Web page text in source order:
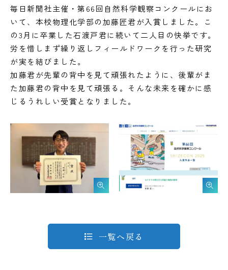
毎日新聞社主催・第66回自然科学観察コンクールにお
いて、本校物理化学部の加藤匠君が入賞しました。こ
の3月に卒業した石渡戸君に続いて二人目の快挙です。
労を惜しまず繰り返しフィールドワークを行った研究
が実を結びました。
加藤君が先輩の背中を見て頑張れたように、後輩がま
た加藤君の背中を見て頑張る。そんな未来を確かに感
じるうれしい受賞となりました。
一覧へ戻る